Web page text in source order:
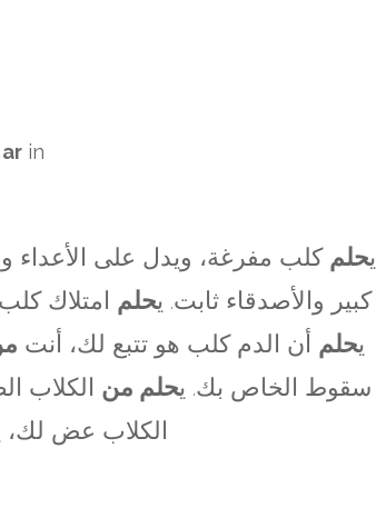
ar in
يحلم كلب مفرغة، ويدل على الأعداء
كبير والأصدقاء ثابت. يحلم امتلاك
يحلم أن الدم كلب هو تتبع لك، أنت
سقوط الخاص بك. يحلم من الكلاب
الكلاب عض لك،